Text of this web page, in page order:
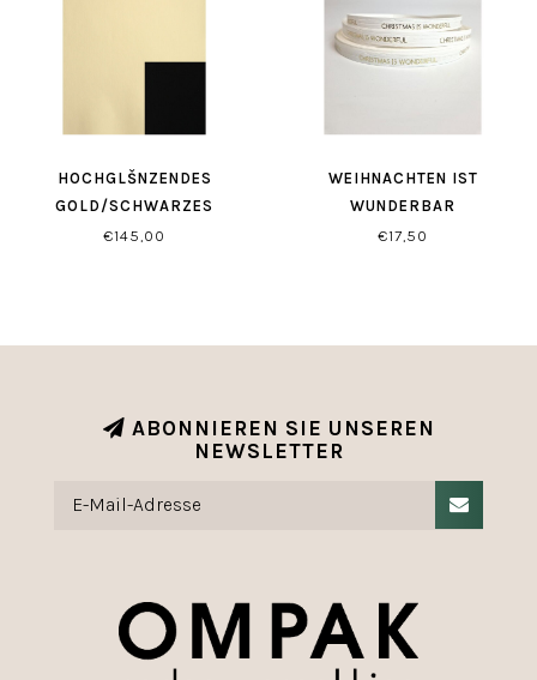
HOCHGLŠNZENDES
GOLD/SCHWARZES
GESCHENKPAPIER
€145,00
WEIHNACHTEN IST
WUNDERBAR
GESCHENKBAND
€17,50
ABONNIEREN SIE UNSEREN
NEWSLETTER